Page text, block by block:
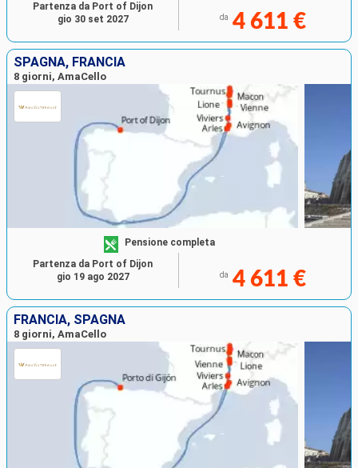
da 4 611 €
Partenza da Port of Dijon
gio 30 set 2027
SPAGNA, FRANCIA
8 giorni, AmaCello
Pensione completa
da 4 611 €
Partenza da Port of Dijon
gio 19 ago 2027
FRANCIA, SPAGNA
8 giorni, AmaCello